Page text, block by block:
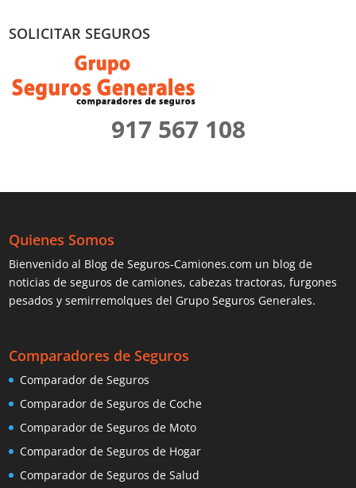
SOLICITAR SEGUROS
917 567 108
Quienes Somos
Bienvenido al Blog de Seguros-Camiones.com un blog de
noticias de seguros de camiones, cabezas tractoras, furgones
pesados y semirremolques del Grupo Seguros Generales.
Comparadores de Seguros
Comparador de Seguros
Comparador de Seguros de Coche
Comparador de Seguros de Moto
Comparador de Seguros de Hogar
Comparador de Seguros de Salud